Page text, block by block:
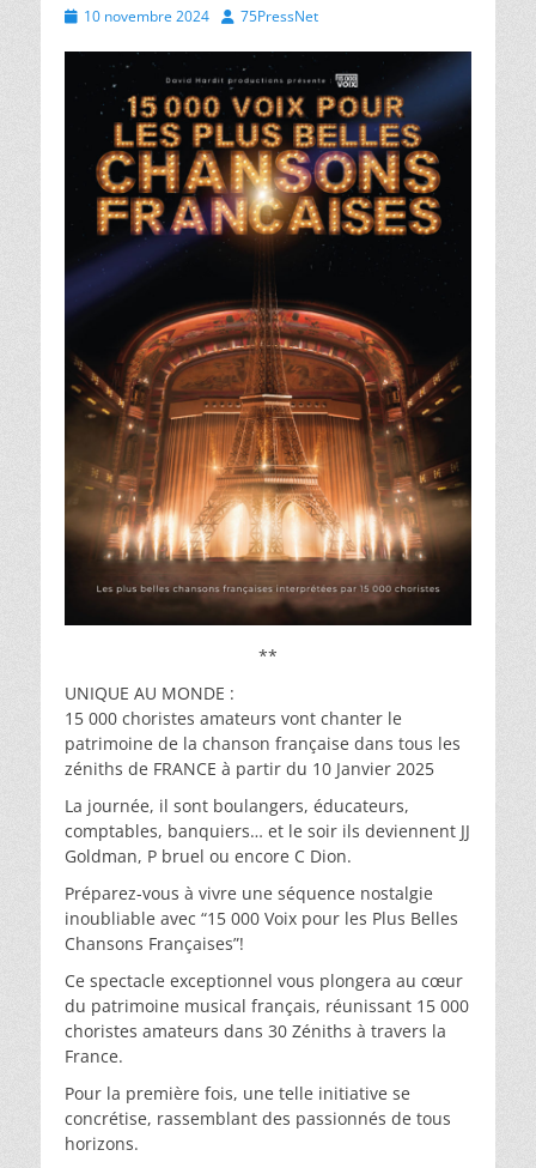
Posted10 novembre 2024 Author
75PressNet
**
UNIQUE AU MONDE :
15 000 choristes amateurs vont chanter le
patrimoine de la chanson française dans tous les
zéniths de FRANCE à partir du 10 Janvier 2025
La journée, il sont boulangers, éducateurs,
comptables, banquiers… et le soir ils deviennent JJ
Goldman, P bruel ou encore C Dion.
Préparez-vous à vivre une séquence nostalgie
inoubliable avec “15 000 Voix pour les Plus Belles
Chansons Françaises”!
Ce spectacle exceptionnel vous plongera au cœur
du patrimoine musical français, réunissant 15 000
choristes amateurs dans 30 Zéniths à travers la
France.
Pour la première fois, une telle initiative se
concrétise, rassemblant des passionnés de tous
horizons.